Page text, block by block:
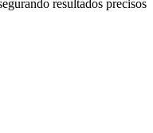
resultados precisos